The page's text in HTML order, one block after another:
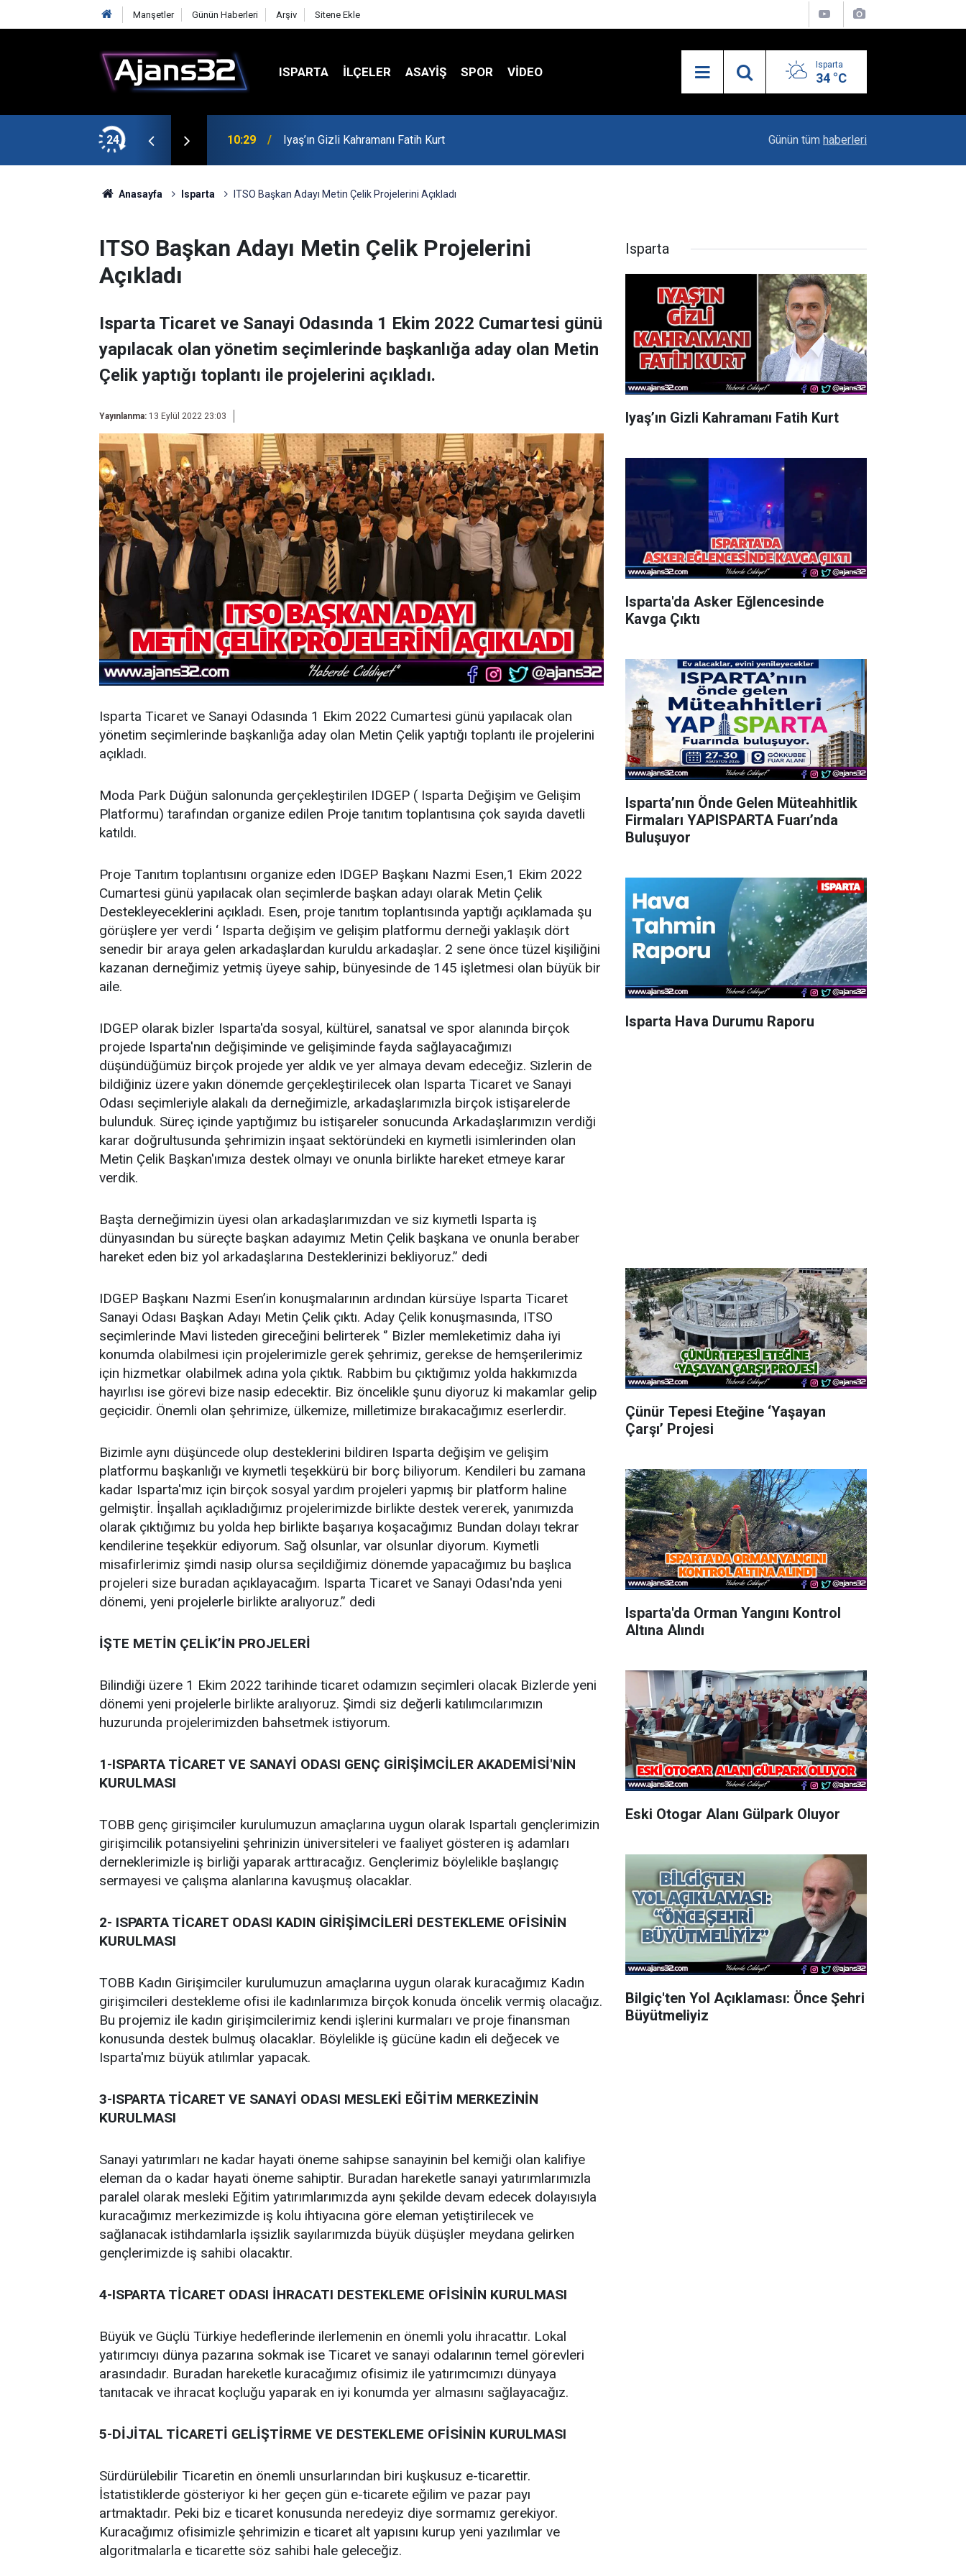
Manşetler Günün Haberleri Arşiv Sitene Ekle
ISPARTA İLÇELER ASAYİŞ SPOR VIDEO Isparta
34 °C
24 00:52 Isparta'da Asker Eğlencesinde Kavga Çıktı Uzaktan Hasta Değerlendirme Sistemi İle Yeni
Günün tüm haberleri
Anasayfa Isparta ITSO Başkan Adayı Metin Çelik Projelerini Açıkladı
ITSO Başkan Adayı Metin Çelik Projelerini
Açıkladı
Isparta Ticaret ve Sanayi Odasında 1 Ekim 2022 Cumartesi günü
yapılacak olan yönetim seçimlerinde başkanlığa aday olan Metin
Çelik yaptığı toplantı ile projelerini açıkladı.
Yayınlanma: 13 Eylül 2022 23:03
Isparta Ticaret ve Sanayi Odasında 1 Ekim 2022 Cumartesi günü yapılacak olan
yönetim seçimlerinde başkanlığa aday olan Metin Çelik yaptığı toplantı ile projelerini
açıkladı.
Moda Park Düğün salonunda gerçekleştirilen IDGEP ( Isparta Değişim ve Gelişim
Platformu) tarafından organize edilen Proje tanıtım toplantısına çok sayıda davetli
katıldı.
Proje Tanıtım toplantısını organize eden IDGEP Başkanı Nazmi Esen,1 Ekim 2022
Cumartesi günü yapılacak olan seçimlerde başkan adayı olarak Metin Çelik
Destekleyeceklerini açıkladı. Esen, proje tanıtım toplantısında yaptığı açıklamada şu
görüşlere yer verdi ‘ Isparta değişim ve gelişim platformu derneği yaklaşık dört
senedir bir araya gelen arkadaşlardan kuruldu arkadaşlar. 2 sene önce tüzel kişiliğini
kazanan derneğimiz yetmiş üyeye sahip, bünyesinde de 145 işletmesi olan büyük bir
aile.
IDGEP olarak bizler Isparta'da sosyal, kültürel, sanatsal ve spor alanında birçok
projede Isparta'nın değişiminde ve gelişiminde fayda sağlayacağımızı
düşündüğümüz birçok projede yer aldık ve yer almaya devam edeceğiz. Sizlerin de
bildiğiniz üzere yakın dönemde gerçekleştirilecek olan Isparta Ticaret ve Sanayi
Odası seçimleriyle alakalı da derneğimizle, arkadaşlarımızla birçok istişarelerde
bulunduk. Süreç içinde yaptığımız bu istişareler sonucunda Arkadaşlarımızın verdiği
karar doğrultusunda şehrimizin inşaat sektöründeki en kıymetli isimlerinden olan
Metin Çelik Başkan'ımıza destek olmayı ve onunla birlikte hareket etmeye karar
verdik.
Başta derneğimizin üyesi olan arkadaşlarımızdan ve siz kıymetli Isparta iş
dünyasından bu süreçte başkan adayımız Metin Çelik başkana ve onunla beraber
hareket eden biz yol arkadaşlarına Desteklerinizi bekliyoruz.’’ dedi
IDGEP Başkanı Nazmi Esen’in konuşmalarının ardından kürsüye Isparta Ticaret
Sanayi Odası Başkan Adayı Metin Çelik çıktı. Aday Çelik konuşmasında, ITSO
seçimlerinde Mavi listeden gireceğini belirterek ‘’ Bizler memleketimiz daha iyi
konumda olabilmesi için projelerimizle gerek şehrimiz, gerekse de hemşerilerimiz
için hizmetkar olabilmek adına yola çıktık. Rabbim bu çıktığımız yolda hakkımızda
hayırlısı ise görevi bize nasip edecektir. Biz öncelikle şunu diyoruz ki makamlar gelip
geçicidir. Önemli olan şehrimize, ülkemize, milletimize bırakacağımız eserlerdir.
Bizimle aynı düşüncede olup desteklerini bildiren Isparta değişim ve gelişim
platformu başkanlığı ve kıymetli teşekkürü bir borç biliyorum. Kendileri bu zamana
kadar Isparta'mız için birçok sosyal yardım projeleri yapmış bir platform haline
gelmiştir. İnşallah açıkladığımız projelerimizde birlikte destek vererek, yanımızda
olarak çıktığımız bu yolda hep birlikte başarıya koşacağımız Bundan dolayı tekrar
kendilerine teşekkür ediyorum. Sağ olsunlar, var olsunlar diyorum. Kıymetli
misafirlerimiz şimdi nasip olursa seçildiğimiz dönemde yapacağımız bu başlıca
projeleri size buradan açıklayacağım. Isparta Ticaret ve Sanayi Odası'nda yeni
dönemi, yeni projelerle birlikte aralıyoruz.’’ dedi
İŞTE METİN ÇELİK’İN PROJELERİ
Bilindiği üzere 1 Ekim 2022 tarihinde ticaret odamızın seçimleri olacak Bizlerde yeni
dönemi yeni projelerle birlikte aralıyoruz. Şimdi siz değerli katılımcılarımızın
huzurunda projelerimizden bahsetmek istiyorum.
1-ISPARTA TİCARET VE SANAYİ ODASI GENÇ GİRİŞİMCİLER AKADEMİSİ'NİN
KURULMASI
TOBB genç girişimciler kurulumuzun amaçlarına uygun olarak Ispartalı gençlerimizin
girişimcilik potansiyelini şehrinizin üniversiteleri ve faaliyet gösteren iş adamları
derneklerimizle iş birliği yaparak arttıracağız. Gençlerimiz böylelikle başlangıç
sermayesi ve çalışma alanlarına kavuşmuş olacaklar.
2- ISPARTA TİCARET ODASI KADIN GİRİŞİMCİLERİ DESTEKLEME OFİSİNİN
KURULMASI
TOBB Kadın Girişimciler kurulumuzun amaçlarına uygun olarak kuracağımız Kadın
girişimcileri destekleme ofisi ile kadınlarımıza birçok konuda öncelik vermiş olacağız.
Bu projemiz ile kadın girişimcilerimiz kendi işlerini kurmaları ve proje finansman
konusunda destek bulmuş olacaklar. Böylelikle iş gücüne kadın eli değecek ve
Isparta'mız büyük atılımlar yapacak.
3-ISPARTA TİCARET VE SANAYİ ODASI MESLEKİ EĞİTİM MERKEZİNİN
KURULMASI
Sanayi yatırımları ne kadar hayati öneme sahipse sanayinin bel kemiği olan kalifiye
eleman da o kadar hayati öneme sahiptir. Buradan hareketle sanayi yatırımlarımızla
paralel olarak mesleki Eğitim yatırımlarımızda aynı şekilde devam edecek dolayısıyla
kuracağımız merkezimizde iş kolu ihtiyacına göre eleman yetiştirilecek ve
sağlanacak istihdamlarla işsizlik sayılarımızda büyük düşüşler meydana gelirken
gençlerimizde iş sahibi olacaktır.
4-ISPARTA TİCARET ODASI İHRACATI DESTEKLEME OFİSİNİN KURULMASI
Büyük ve Güçlü Türkiye hedeflerinde ilerlemenin en önemli yolu ihracattır. Lokal
yatırımcıyı dünya pazarına sokmak ise Ticaret ve sanayi odalarının temel görevleri
arasındadır. Buradan hareketle kuracağımız ofisimiz ile yatırımcımızı dünyaya
tanıtacak ve ihracat koçluğu yaparak en iyi konumda yer almasını sağlayacağız.
5-DİJİTAL TİCARETİ GELİŞTİRME VE DESTEKLEME OFİSİNİN KURULMASI
Sürdürülebilir Ticaretin en önemli unsurlarından biri kuşkusuz e-ticarettir.
İstatistiklerde gösteriyor ki her geçen gün e-ticarete eğilim ve pazar payı
artmaktadır. Peki biz e ticaret konusunda neredeyiz diye sormamız gerekiyor.
Kuracağımız ofisimizle şehrimizin e ticaret alt yapısını kurup yeni yazılımlar ve
algoritmalarla e ticarette söz sahibi hale geleceğiz.
Isparta
Iyaş’ın Gizli Kahramanı Fatih Kurt
Isparta'da Asker Eğlencesinde
Kavga Çıktı
Isparta’nın Önde Gelen Müteahhitlik
Firmaları YAPISPARTA Fuarı’nda
Buluşuyor
Isparta Hava Durumu Raporu
Çünür Tepesi Eteğine ‘Yaşayan
Çarşı’ Projesi
Isparta'da Orman Yangını Kontrol
Altına Alındı
Eski Otogar Alanı Gülpark Oluyor
Bilgiç'ten Yol Açıklaması: Önce Şehri
Büyütmeliyiz